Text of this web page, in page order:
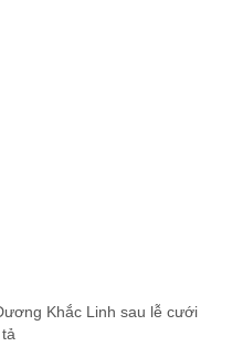
Khắc Linh sau lễ cưới